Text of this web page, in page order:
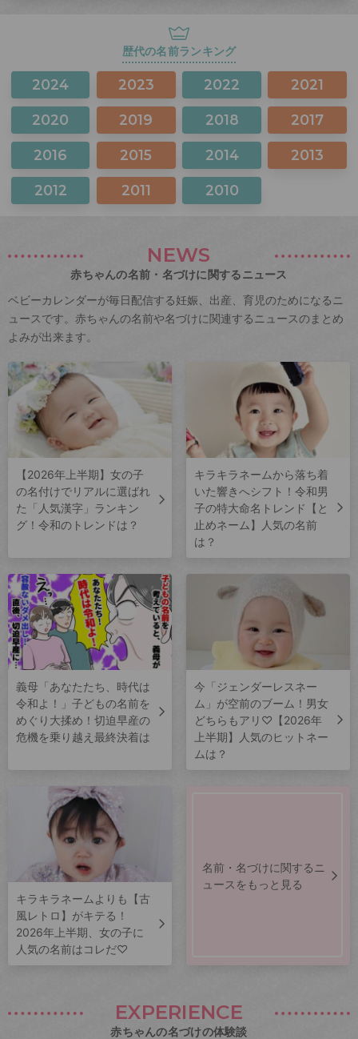
歴代の名前ランキング
2024 2023 2022 2021
2020 2019 2018 2017
2016 2015 2014 2013
2012 2011 2010
NEWS
赤ちゃんの名前・名づけに関するニュース
ベビーカレンダーが毎日配信する妊娠、出産、育児のためになるニ
ュースです。赤ちゃんの名前や名づけに関連するニュースのまとめ
よみが出来ます。
【2026年上半期】女の子
の名付けでリアルに選ばれ
た「人気漢字」ランキン
グ！令和のトレンドは？
キラキラネームから落ち着
いた響きへシフト！令和男
子の特大命名トレンド【と
止めネーム】人気の名前
は？
義母「あなたたち、時代は
令和よ！」子どもの名前を
めぐり大揉め！切迫早産の
危機を乗り越え最終決着は
今「ジェンダーレスネー
ム」が空前のブーム！男女
どちらもアリ♡【2026年
上半期】人気のヒットネー
ムは？
キラキラネームよりも【古
風レトロ】がキテる！
2026年上半期、女の子に
人気の名前はコレだ♡
名前・名づけに関するニ
ュースをもっと見る
EXPERIENCE
赤ちゃんの名づけの体験談